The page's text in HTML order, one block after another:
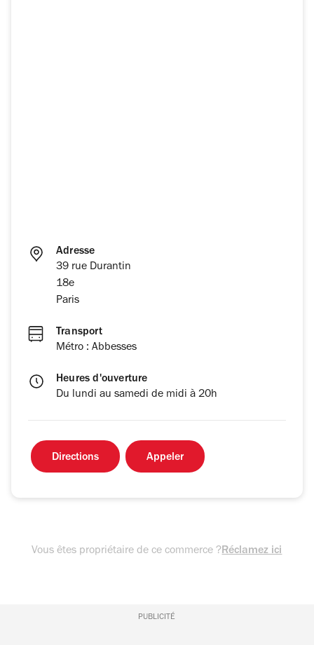
Adresse
39 rue Durantin
18e
Paris
Transport
Métro : Abbesses
Heures d'ouverture
Du lundi au samedi de midi à 20h
Directions Appeler
Vous êtes propriétaire de ce commerce ?Réclamez ici
PUBLICITÉ